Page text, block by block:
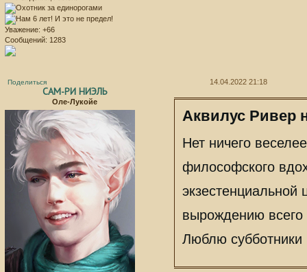
Уважение: +66
Сообщений: 1283
Поделиться 14.04.2022 21:18
САМ-РИ НИЭЛЬ
Оле-Лукойе
Аквилус Ривер
Нет ничего
философского
вырождению всего
Люблю субботники